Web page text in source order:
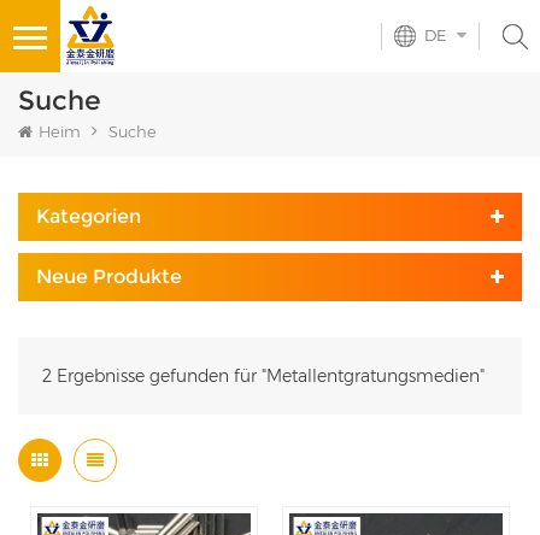
DE
Suche
Heim Suche
Kategorien
Neue Produkte
2 Ergebnisse gefunden für "Metallentgratungsmedien"